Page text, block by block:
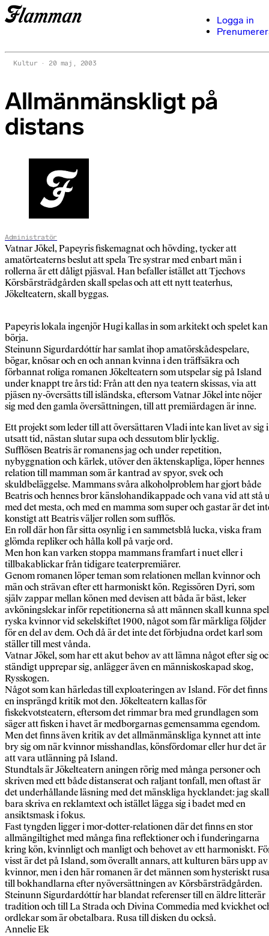
Logga in
Kultur 20 maj, 2003
Allmänmänskligt på
distans
Administratör
Vatnar Jökel, Papeyris fiskemagnat och hövding, tycker att
amatörteaterns beslut att spela Tre systrar med enbart män i
rollerna är ett dåligt pjäsval. Han befaller istället att Tjechovs
Körsbärsträdgården skall spelas och att ett nytt teaterhus,
Jökelteatern, skall byggas.
Papeyris lokala ingenjör Hugi kallas in som arkitekt och spelet kan
börja.
Steinunn Sigurdardóttír har samlat ihop amatörskådespelare,
bögar, knösar och en och annan kvinna i den träffsäkra och
förbannat roliga romanen Jökelteatern som utspelar sig på Island
under knappt tre års tid: Från att den nya teatern skissas, via att
pjäsen ny-översätts till isländska, eftersom Vatnar Jökel inte nöjer
sig med den gamla översättningen, till att premiärdagen är inne.
Ett projekt som leder till att översättaren Vladi inte kan livet av sig i
utsatt tid, nästan slutar supa och dessutom blir lycklig.
Sufflösen Beatris är romanens jag och under repetition,
nybyggnation och kärlek, utöver den äktenskapliga, löper hennes
relation till mamman som är kantrad av spyor, svek och
skuldbeläggelse. Mammans svåra alkoholproblem har gjort både
Beatris och hennes bror känslohandikappade och vana vid att stå
med det mesta, och med en mamma som super och gastar är det
konstigt att Beatris väljer rollen som sufflös.
En roll där hon får sitta osynlig i en sammetsblå lucka, viska fram
glömda repliker och hålla koll på varje ord.
Men hon kan varken stoppa mammans framfart i nuet eller i
tillbakablickar från tidigare teaterpremiärer.
Genom romanen löper teman som relationen mellan kvinnor och
män och strävan efter ett harmoniskt kön. Regissören Dyri, som
själv zappar mellan könen med devisen att båda är bäst, leker
avköningslekar inför repetitionerna så att männen skall kunna
ryska kvinnor vid sekelskiftet 1900, något som får märkliga följder
för en del av dem. Och då är det inte det förbjudna ordet karl som
ställer till mest vånda.
Vatnar Jökel, som har ett akut behov av att lämna något efter sig
ständigt upprepar sig, anlägger även en människoskapad skog,
Rysskogen.
Något som kan härledas till exploateringen av Island. För det finns
en insprängd kritik mot den. Jökelteatern kallas för
fiskekvotsteatern, eftersom det rimmar bra med grundlagen som
säger att fisken i havet är medborgarnas gemensamma egendom.
Men det finns även kritik av det allmänmänskliga kynnet att inte
bry sig om när kvinnor misshandlas, könsfördomar eller hur det är
att vara utlänning på Island.
Stundtals är Jökelteatern aningen rörig med många personer och
skriven med ett både distanserat och raljant tonfall, men oftast är
det underhållande läsning med det mänskliga hycklandet: jag skall
bara skriva en reklamtext och istället lägga sig i badet med en
ansiktsmask i fokus.
Fast tyngden ligger i mor-dotter-relationen där det finns en stor
allmängiltighet med många fina reflektioner och i funderingarna
kring kön, kvinnligt och manligt och behovet av ett harmoniskt.
visst är det på Island, som överallt annars, att kulturen bärs upp av
kvinnor, men i den här romanen är det männen som hysteriskt
till bokhandlarna efter nyöversättningen av Körsbärsträdgården.
Steinunn Sigurdardóttír har blandat referenser till en äldre litterär
tradition och till La Strada och Divina Commedia med kvickhet
ordlekar som är obetalbara. Rusa till disken du också.
Annelie Ek